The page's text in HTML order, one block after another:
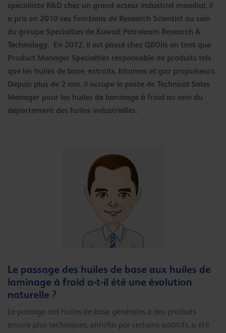
spécialiste R&D chez un grand acteur industriel mondial, il
a pris en 2010 ses fonctions de Research Scientist au sein
du groupe Specialties de Kuwait Petroleum Research &
Technology. En 2012, il est passé chez Q8Oils en tant que
Product Manager Specialties responsable de produits tels
que les huiles de base, extraits, bitumes et gaz propulseurs.
Depuis plus de 2 ans, il occupe le poste de Technical Sales
Manager pour les huiles de laminage à froid au sein du
département des huiles industrielles.
Le passage des huiles de base aux huiles de
laminage à froid a-t-il été une évolution
naturelle ?
Le passage des huiles de base générales à des produits
encore plus techniques, enrichis par certains additifs, a été